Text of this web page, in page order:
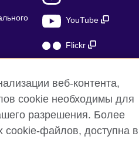
YouTube
Flickr
веб-контента,
cookie необходимы для
разрешения. Более
cookie-файлов, доступна в